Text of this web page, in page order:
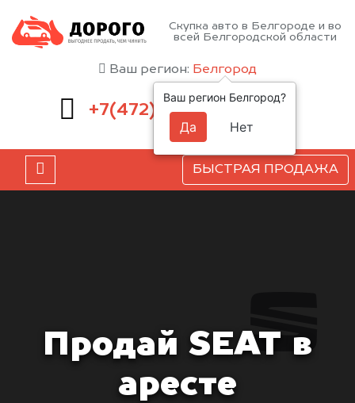
Скупка авто в Белгороде и во
всей Белгородской области
Ваш регион: Белгород
+7(472) 220-54-52
БЫСТРАЯ ПРОДАЖА
Продай SEAT в
аресте
Ваш регион Белгород?
Да Нет